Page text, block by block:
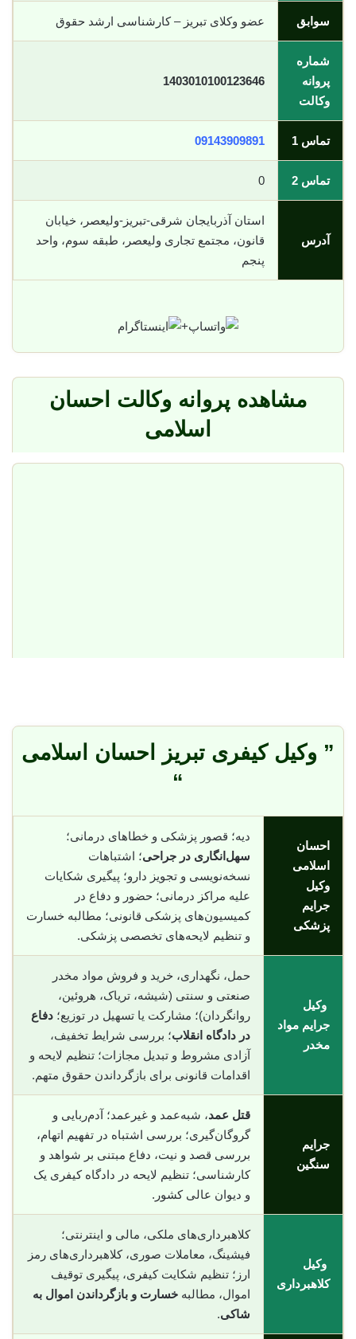
سوابق عضو وکلای تبریز – کارشناسی ارشد حقوق
شماره
پروانه
وکالت
1403010100123646
تماس 1 09143909891
تماس 2 0
آدرس
استان آذربایجان شرقی-تبریز-ولیعصر، خیابان
قانون، مجتمع تجاری ولیعصر، طبقه سوم، واحد
پنجم
+
مشاهده پروانه وکالت احسان
اسلامی
” وکیل کیفری تبریز احسان اسلامی
“
احسان
اسلامی
وکیل
جرایم
پزشکی
دیه؛ قصور پزشکی و خطاهای درمانی؛
سهل‌انگاری در جراحی؛ اشتباهات
نسخه‌نویسی و تجویز دارو؛ پیگیری شکایات
علیه مراکز درمانی؛ حضور و دفاع در
کمیسیون‌های پزشکی قانونی؛ مطالبه خسارت
و تنظیم لایحه‌های تخصصی پزشکی.
وکیل
جرایم مواد
مخدر
حمل، نگهداری، خرید و فروش مواد مخدر
صنعتی و سنتی (شیشه، تریاک، هروئین،
روانگردان)؛ مشارکت یا تسهیل در توزیع؛ دفاع
در دادگاه انقلاب؛ بررسی شرایط تخفیف،
آزادی مشروط و تبدیل مجازات؛ تنظیم لایحه و
اقدامات قانونی برای بازگرداندن حقوق متهم.
جرایم
سنگین
قتل عمد، شبه‌عمد و غیرعمد؛ آدم‌ربایی و
گروگان‌گیری؛ بررسی اشتباه در تفهیم اتهام،
بررسی قصد و نیت، دفاع مبتنی بر شواهد و
کارشناسی؛ تنظیم لایحه در دادگاه کیفری یک
و دیوان عالی کشور.
وکیل
کلاهبرداری
کلاهبرداری‌های ملکی، مالی و اینترنتی؛
فیشینگ، معاملات صوری، کلاهبرداری‌های رمز
ارز؛ تنظیم شکایت کیفری، پیگیری توقیف
اموال، مطالبه خسارت و بازگرداندن اموال به
شاکی.